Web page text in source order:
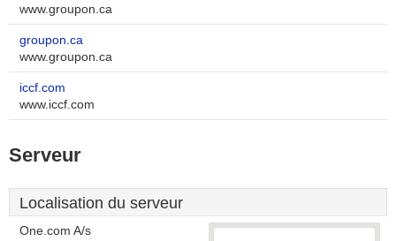
www.groupon.ca
groupon.ca
www.groupon.ca
iccf.com
www.iccf.com
Serveur
Localisation du serveur
One.com A/s